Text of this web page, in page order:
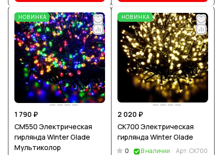
НОВИНКА
1 790 ₽
CM550 Электрическая
гирлянда Winter Glade
Мультиколор
НОВИНКА
2 020 ₽
CK700 Электрическая
гирлянда Winter Glade
0 В наличии Арт.CK700